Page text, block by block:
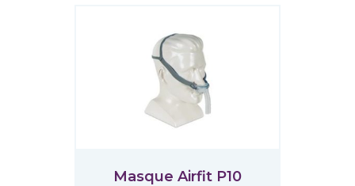
Masque Airfit P10